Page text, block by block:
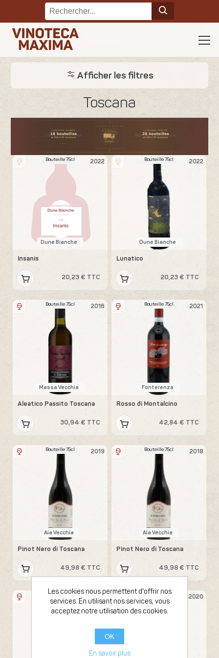
Afficher les filtres
Toscana
2022
Bouteille 75cl
Dune Bianche
Insanis
20,23 € TTC
2022
Bouteille 75cl
Dune Bianche
Lunatico
20,23 € TTC
2016
Bouteille 75cl
Massa Vecchia
Aleatico Passito Toscana
30,94 € TTC
2021
Bouteille 75cl
Fonterenza
Rosso di Montalcino
42,84 € TTC
2019
Bouteille 75cl
Aia Vecchia
Pinot Nero di Toscana
49,98 € TTC
2018
Bouteille 75cl
Aia Vecchia
Pinot Nero di Toscana
49,98 € TTC
2020
Bouteille 75cl 2020
Bouteille 75cl
Les cookies nous permettent d'offrir nos
services. En utilisant nos services, vous
acceptez notre utilisation des cookies.
OK
En savoir plus